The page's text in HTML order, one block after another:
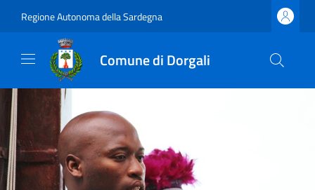
Regione Autonoma della Sardegna
Comune di Dorgali